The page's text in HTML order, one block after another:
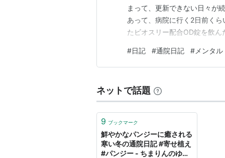
まって、更新できない日々が
あって、病院に行く2日前く
たビオスリー配合OD錠を飲
痛くならないと飲まないんで
の薬。 今日は、実は一睡もで
#日記 #通院日記 # メンタル
ネットで話題
9 ブックマーク
鮮やかなパンジーに癒される
寒い冬の通院日記 #寄せ植え
#パンジー - ちまりんのゆる